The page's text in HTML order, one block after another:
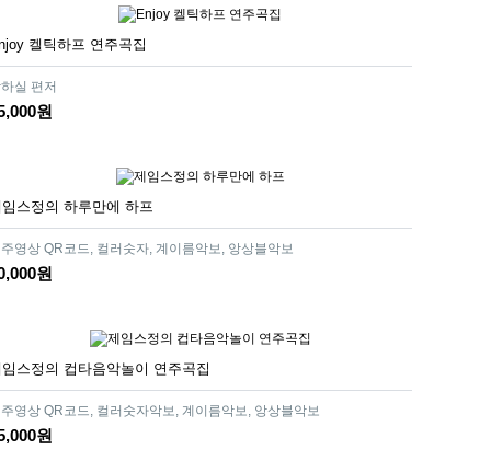
켈틱하프 연주곡집
실 편저
원
스정의 하루만에 하프
영상 QR코드, 컬러숫자, 계이름악보, 앙상블악보
원
스정의 컵타음악놀이 연주곡집
영상 QR코드, 컬러숫자악보, 계이름악보, 앙상블악보
원